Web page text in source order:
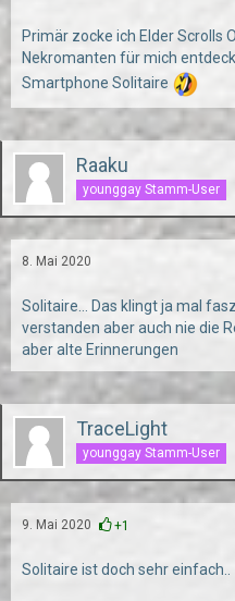
Primär zocke ich Elder Scrolls
Nekromanten für mich
Smartphone Solitaire
Raaku
younggay Stamm-User
8. Mai 2020
Solitaire... Das klingt ja mal
verstanden aber auch nie die
aber alte Erinnerungen
TraceLight
younggay Stamm-User
9. Mai 2020 +1
Solitaire ist doch sehr einfach..